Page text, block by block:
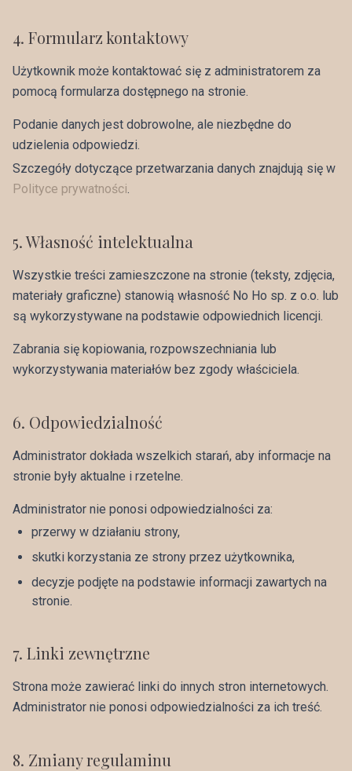
4. Formularz kontaktowy
Użytkownik może kontaktować się z administratorem za
pomocą formularza dostępnego na stronie.
Podanie danych jest dobrowolne, ale niezbędne do
udzielenia odpowiedzi.
Szczegóły dotyczące przetwarzania danych znajdują się w
Polityce prywatności.
5.Własność intelektualna
Wszystkie treści zamieszczone na stronie (teksty, zdjęcia,
materiały graficzne) stanowią własność No Ho sp. z o.o. lub
są wykorzystywane na podstawie odpowiednich licencji.
Zabrania się kopiowania, rozpowszechniania lub
wykorzystywania materiałów bez zgody właściciela.
6. Odpowiedzialność
Administrator dokłada wszelkich starań, aby informacje na
stronie były aktualne i rzetelne.
Administrator nie ponosi odpowiedzialności za:
przerwy w działaniu strony,
skutki korzystania ze strony przez użytkownika,
decyzje podjęte na podstawie informacji zawartych na
stronie.
7. Linki zewnętrzne
Strona może zawierać linki do innych stron internetowych.
Administrator nie ponosi odpowiedzialności za ich treść.
8. Zmiany regulaminu